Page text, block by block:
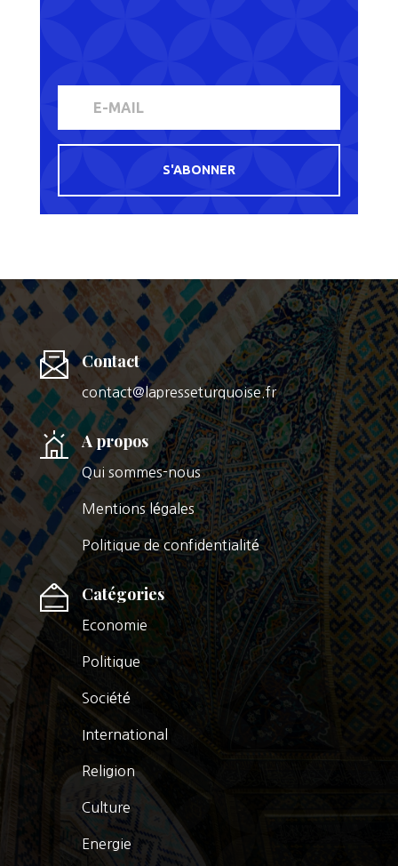
S'ABONNER
Contact
contact@lapresseturquoise.fr
A propos
Qui sommes-nous
Mentions légales
Politique de confidentialité
Catégories
Economie
Politique
Société
International
Religion
Culture
Energie